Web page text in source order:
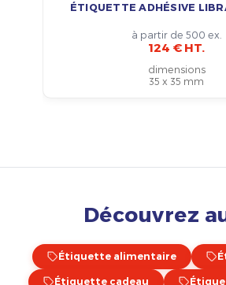
ÉTIQUETTE ADHÉSIVE
à partir de 500 ex.
124 € HT.
dimensions
35 x 35 mm
Découvrez
Étiquette alimentaire
Étiquette cadeau